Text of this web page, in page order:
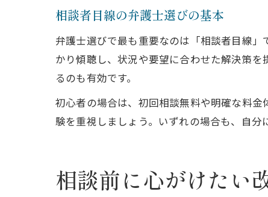
相談者目線の弁護士選びの基本
弁護士選びで最も重要なのは「相談者目線
かり傾聴し、状況や要望に合わせた解決策
るのも有効です。
初心者の場合は、初回相談無料や明確な料
験を重視しましょう。いずれの場合も、自分
相談前に心がけたい